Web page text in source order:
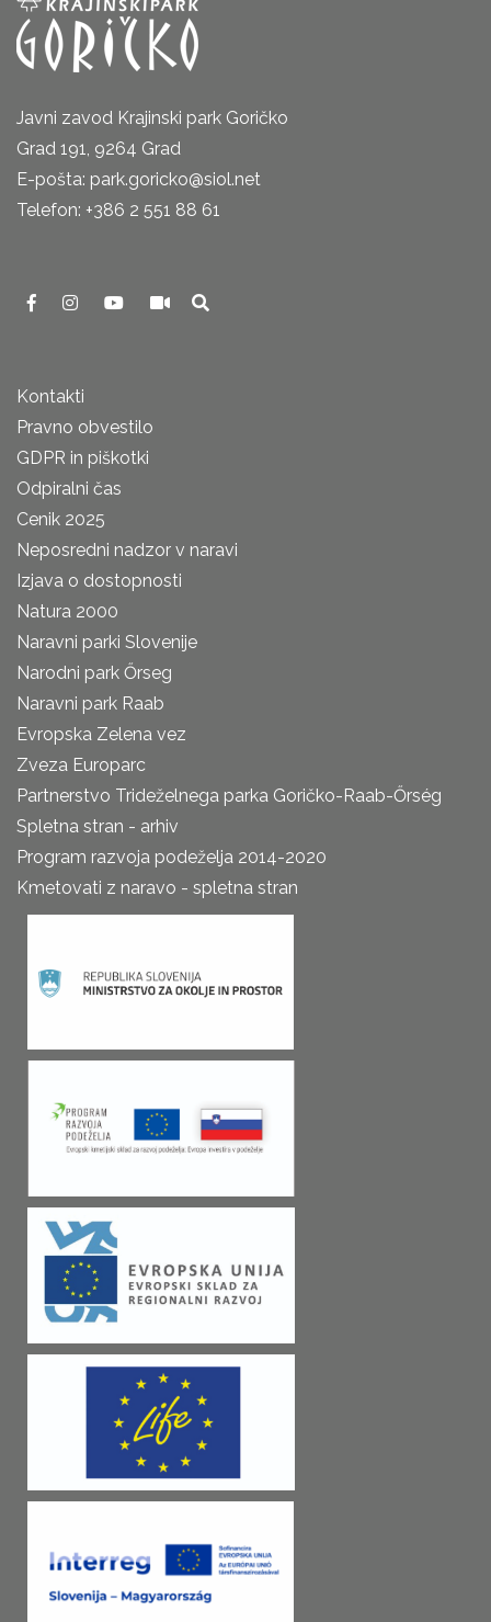
Javni zavod Krajinski park Goričko
Grad 191, 9264 Grad
E-pošta: park.goricko@siol.net
Telefon: +386 2 551 88 61
Kontakti
Pravno obvestilo
GDPR in piškotki
Odpiralni čas
Cenik 2025
Neposredni nadzor v naravi
Izjava o dostopnosti
Natura 2000
Naravni parki Slovenije
Narodni park Őrseg
Naravni park Raab
Evropska Zelena vez
Zveza Europarc
Partnerstvo Trideželnega parka Goričko-Raab-Őrség
Spletna stran - arhiv
Program razvoja podeželja 2014-2020
Kmetovati z naravo - spletna stran